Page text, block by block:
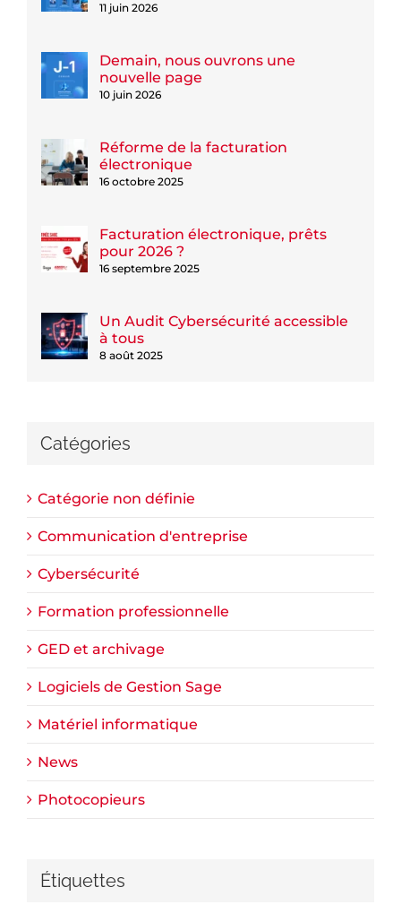
11 juin 2026
Demain, nous ouvrons une
nouvelle page
10 juin 2026
Réforme de la facturation
électronique
16 octobre 2025
Facturation électronique, prêts
pour 2026 ?
16 septembre 2025
Un Audit Cybersécurité accessible
à tous
8 août 2025
Catégories
Catégorie non définie
Communication d'entreprise
Cybersécurité
Formation professionnelle
GED et archivage
Logiciels de Gestion Sage
Matériel informatique
News
Photocopieurs
Étiquettes